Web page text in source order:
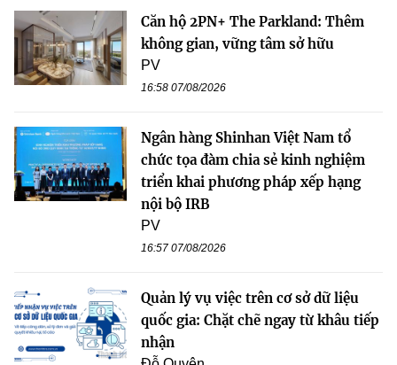
Căn hộ 2PN+ The Parkland: Thêm
không gian, vững tâm sở hữu
PV
16:58 07/08/2026
Ngân hàng Shinhan Việt Nam tổ
chức tọa đàm chia sẻ kinh nghiệm
triển khai phương pháp xếp hạng
nội bộ IRB
PV
16:57 07/08/2026
Quản lý vụ việc trên cơ sở dữ liệu
quốc gia: Chặt chẽ ngay từ khâu tiếp
nhận